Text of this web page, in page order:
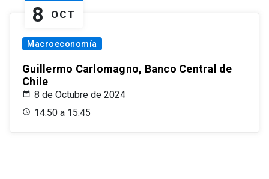
8 OCT
Macroeconomía
Guillermo Carlomagno, Banco Central de
Chile
8 de Octubre de 2024
14:50 a 15:45